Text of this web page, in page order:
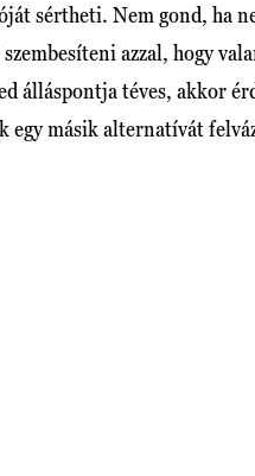
sértheti. Nem gond, ha
azzal, hogy
álláspontja téves, akkor
egy másik alternatívát